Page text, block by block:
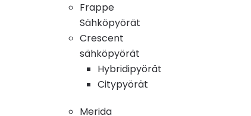
Frappe
Sähköpyörät
Crescent
sähköpyörät
Hybridipyörät
Citypyörät
Merida